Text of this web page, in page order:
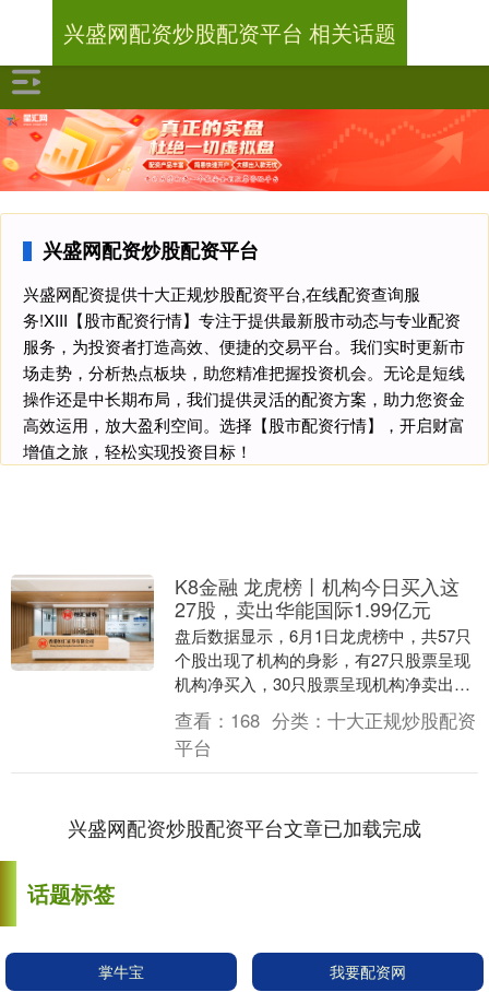
兴盛网配资炒股配资平台
兴盛网配资提供十大正规炒股配资平台,在线配资查询服
务!XIII‌【股市配资行情】专注于提供最新股市动态与专业配资
服务，为投资者打造高效、便捷的交易平台。我们实时更新市
场走势，分析热点板块，助您精准把握投资机会。无论是短线
操作还是中长期布局，我们提供灵活的配资方案，助力您资金
高效运用，放大盈利空间。选择【股市配资行情】，开启财富
增值之旅，轻松实现投资目标！
兴盛网配资炒股配资平台 相关话题
K8金融 龙虎榜丨机构今日买入这
27股，卖出华能国际1.99亿元
盘后数据显示，6月1日龙虎榜中，共57只
个股出现了机构的身影，有27只股票呈现
机构净买入，30只股票呈现机构净卖出。
当天机构净买入前三的股票分别是风华高
科、东....
查看： 168 分类： 十大正规炒股配资
平台
兴盛网配资炒股配资平台文章已加载完成
话题标签
掌牛宝 我要配资网